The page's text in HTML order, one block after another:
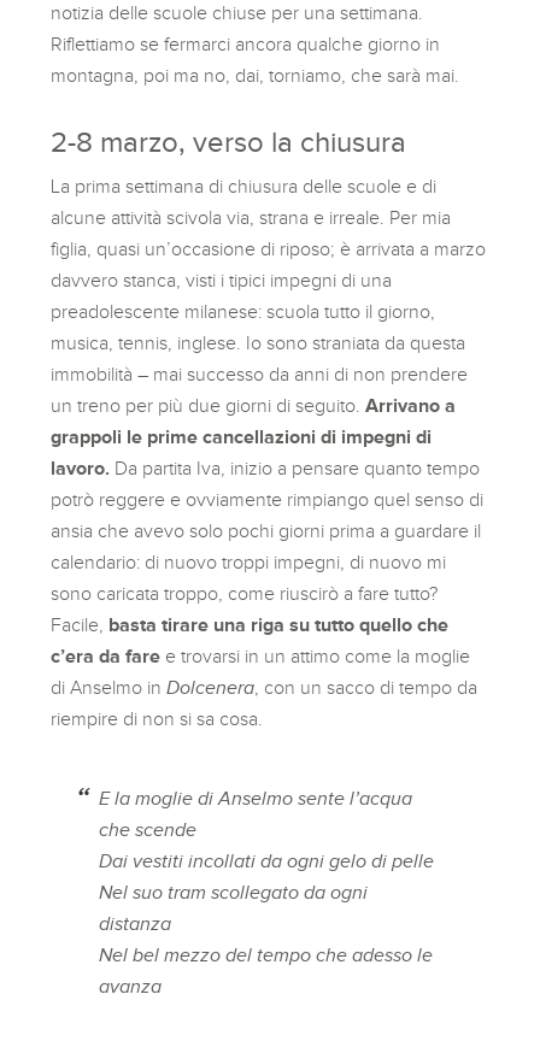
notizia delle scuole chiuse per una settimana.
Riflettiamo se fermarci ancora qualche giorno in
montagna, poi ma no, dai, torniamo, che sarà mai.
2-8 marzo, verso la chiusura
La prima settimana di chiusura delle scuole e di
alcune attività scivola via, strana e irreale. Per mia
figlia, quasi un’occasione di riposo; è arrivata a marzo
davvero stanca, visti i tipici impegni di una
preadolescente milanese: scuola tutto il giorno,
musica, tennis, inglese. Io sono straniata da questa
immobilità – mai successo da anni di non prendere
un treno per più due giorni di seguito.Arrivano a
grappoli le prime cancellazioni di impegni di
lavoro. Da partita Iva, inizio a pensare quanto tempo
potrò reggere e ovviamente rimpiango quel senso di
ansia che avevo solo pochi giorni prima a guardare il
calendario: di nuovo troppi impegni, di nuovo mi
sono caricata troppo, come riuscirò a fare tutto?
Facile, basta tirare una riga su tutto quello che
c’era da fare e trovarsi in un attimo come la moglie
di Anselmo inDolcenera , con un sacco di tempo da
riempire di non si sa cosa.
E la moglie di Anselmo sente l’acqua
che scende
Dai vestiti incollati da ogni gelo di pelle
Nel suo tram scollegato da ogni
distanza
Nel bel mezzo del tempo che adesso le
avanza